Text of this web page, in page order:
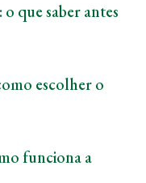
que saber antes
escolher o
funciona a